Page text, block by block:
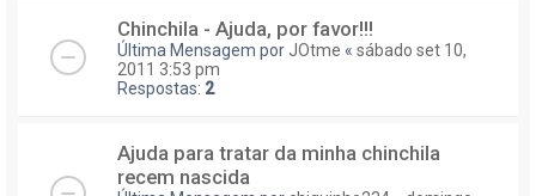
Chinchila - Ajuda, por favor!!!
Última Mensagem por JOtme « sábado set 10,
2011 3:53 pm
Respostas: 2
Ajuda para tratar da minha chinchila
recem nascida